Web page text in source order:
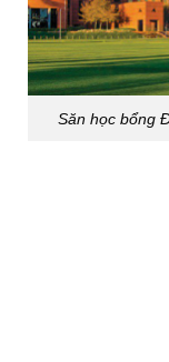
Săn học bổng